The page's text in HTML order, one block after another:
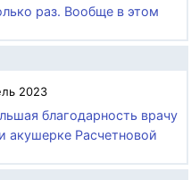
раз. Вообще в этом
2023
благодарность врачу
акушерке Расчетновой